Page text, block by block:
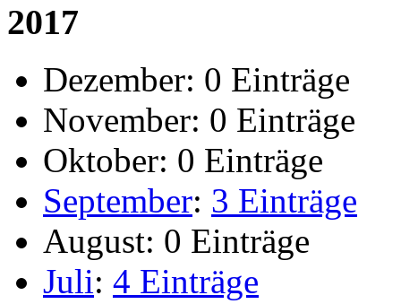
2017
Dezember: 0 Einträge
November: 0 Einträge
Oktober: 0 Einträge
September: 3 Einträge
August: 0 Einträge
Juli: 4 Einträge